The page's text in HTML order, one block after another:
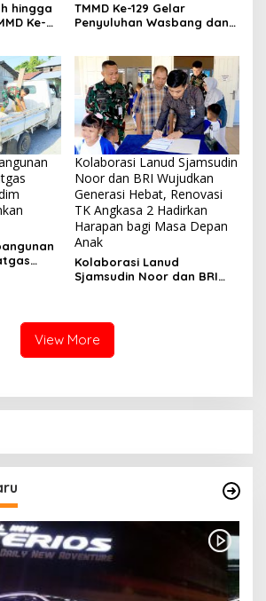
hingga
Ke-
TMMD Ke-129 Gelar
Penyuluhan Wasbang dan
serta Taat Aturan di
Kampung Sesor
Kolaborasi Lanud Sjamsudin
Noor dan BRI Wujudkan
Generasi Hebat, Renovasi
TK Angkasa 2 Hadirkan
Harapan bagi Masa Depan
Anak
Kolaborasi Lanud
Sjamsudin Noor dan BRI
Masa Depan Anak
View More